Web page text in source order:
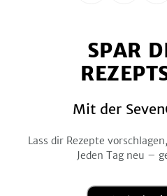
FacebookTwitter
SPAR
Mit der
Lass dir Rezepte
Jeden Tag neu –